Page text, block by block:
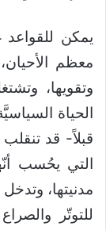
يمكن للقواعد
معظم
وتقويها،
الحياة
قبلاً- قد
التي يحُسب
مدنيتها،
للتوتّر